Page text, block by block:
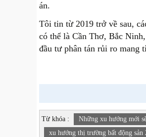
án.
Tôi tin từ 2019 trở về sau,
có thể là Cần Thơ, Bắc
đầu tư phân tán rủi ro mang
Từ khóa : Những xu hướng mới
xu hướng thị trường bất động sản